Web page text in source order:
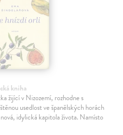
kniha
žijící v Nizozemí, rozhodne s
usedlost ve španělských horách
idylická kapitola života. Namísto